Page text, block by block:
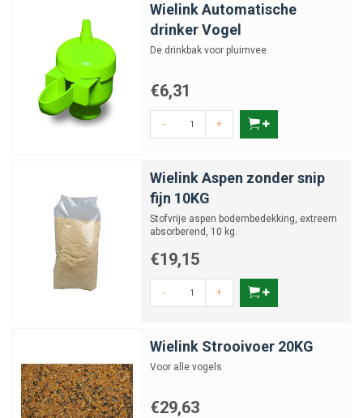
Wielink Automatische
drinker Vogel
De drinkbak voor pluimvee
€6,31
- +
Wielink Aspen zonder snip
fijn 10KG
Stofvrije aspen bodembedekking, extreem
absorberend, 10 kg.
€19,15
- +
Wielink Strooivoer 20KG
Voor alle vogels
€29,63